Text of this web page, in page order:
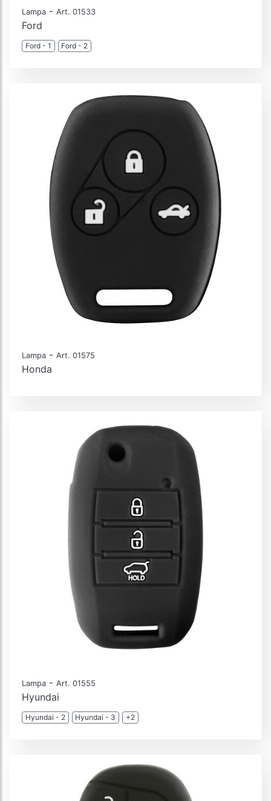
Lampa - Art. 01533
Ford
Ford - 1 Ford - 2
Lampa - Art. 01575
Honda
Lampa - Art. 01555
Hyundai
Hyundai - 2 Hyundai - 3 +2